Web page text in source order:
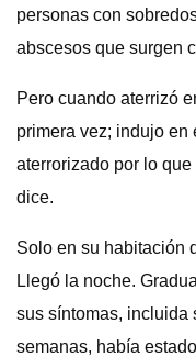
personas con
abscesos que surgen
Pero cuando aterrizó
primera vez; indujo en
aterrorizado por lo
dice.
Solo en su habitación
Llegó la noche.
sus síntomas, incluida
semanas, había